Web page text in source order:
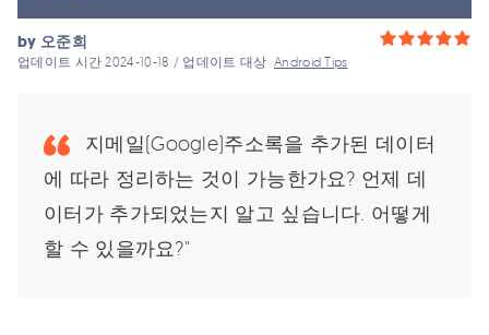
by 오준희
업데이트 시간 2024-10-18 / 업데이트 대상Android Tips
지메일(Google)주소록을 추가된 데이터
에 따라 정리하는 것이 가능한가요? 언제 데
이터가 추가되었는지 알고 싶습니다. 어떻게
할 수 있을까요?"